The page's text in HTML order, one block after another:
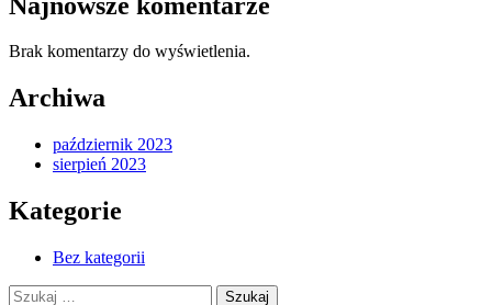
Brak komentarzy do wyświetlenia.
Archiwa
październik 2023
sierpień 2023
Kategorie
Bez kategorii
Szukaj: